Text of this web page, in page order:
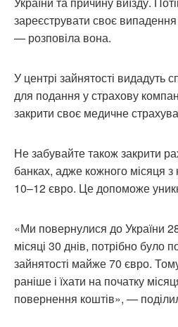
зареєструвати своє
— розповіла вона.
У центрі зайнятості видадуть
для подання у страхову
закрити своє медичне
Не забувайте також закрити
банках, адже кожного місяця з
10–12 євро. Це допоможе
«Ми повернулися до України
місяці 30 днів, потрібно було
зайнятості майже 70 євро.
раніше і їхати на початку
повернення коштів», —